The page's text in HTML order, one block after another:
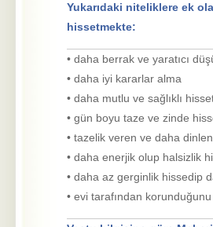
Yukarıdaki niteliklere ek
hissetmekte:
• daha berrak ve yaratıcı
• daha iyi kararlar alma
• daha mutlu ve sağlıklı
• gün boyu taze ve zinde
• tazelik veren ve daha
• daha enerjik olup halsizlik
• daha az gerginlik hissedip
• evi tarafından